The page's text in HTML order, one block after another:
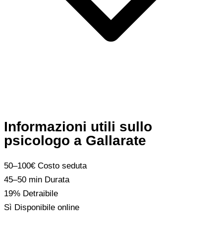
Informazioni utili sullo
psicologo a Gallarate
50–100€ Costo seduta
45–50 min Durata
19% Detraibile
Sì Disponibile online